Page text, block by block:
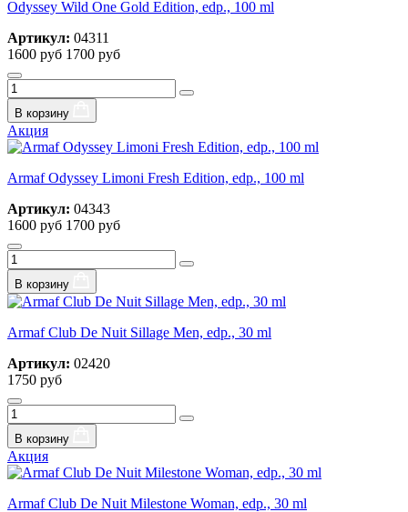
Odyssey Wild One Gold Edition, edp., 100 ml
Артикул: 04311
1600 руб 1700 руб
В корзину
Акция
Armaf Odyssey Limoni Fresh Edition, edp., 100 ml
Артикул: 04343
1600 руб 1700 руб
В корзину
Armaf Club De Nuit Sillage Men, edp., 30 ml
Артикул: 02420
1750 руб
В корзину
Акция
Armaf Club De Nuit Milestone Woman, edp., 30 ml